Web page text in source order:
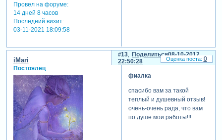
Провел на форуме:
14 дней 8 часов
Последний визит:
03-11-2021 18:09:58
Поделиться
13
08-10-2012
22:50:28
iMari
Постоялец
фиалка
спасибо вам за такой
теплый и душевный отзыв!
очень-очень рада, что вам
по душе мои работы!!!
0